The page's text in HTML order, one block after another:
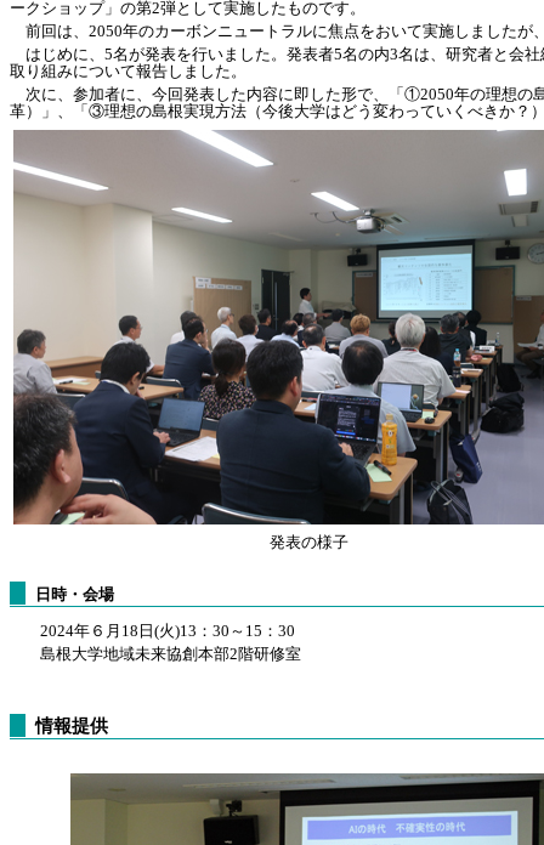
ークショップ」の第2弾として実施したものです。
前回は、2050年のカーボンニュートラルに焦点をおいて実施しました
はじめに、5名が発表を行いました。発表者5名の内3名は、研究者と会
取り組みについて報告しました。
次に、参加者に、今回発表した内容に即した形で、「①2050年の理想
革）」、「③理想の島根実現方法（今後大学はどう変わっていくべきか？
発表の様子
日時・会場
2024年６月18日(火)13：30～15：30
島根大学地域未来協創本部2階研修室
情報提供